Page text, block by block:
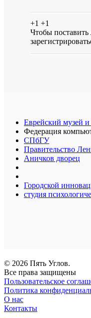
+1 +1
Чтобы
Еврейский музей и
Федерация
СПбГУ
Правительство
Аничков дворец
Городской
студия
© 2026 Пять Углов.
Все права защищены
Пользовательское
Политика
О нас
Контакты